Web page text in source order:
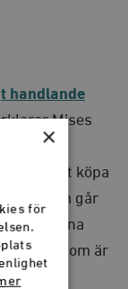
handlande
Mises
att köpa
som går
mot sina
som är
×
för